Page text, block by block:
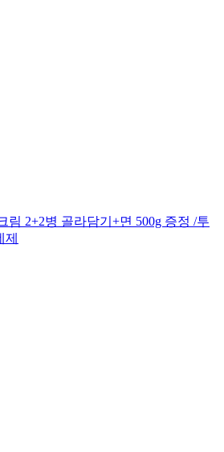
림 2+2병 골라담기+면 500g 증정 /투
제